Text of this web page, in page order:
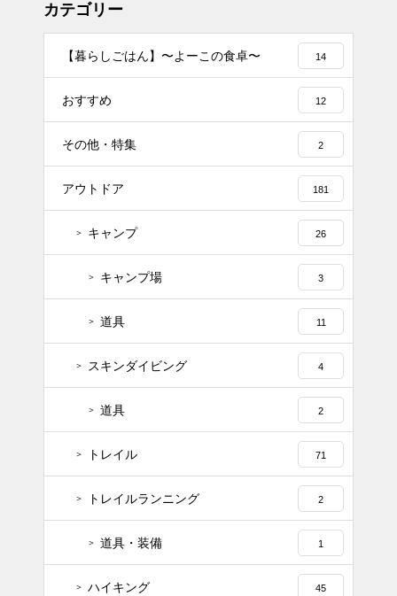
カテゴリー
【暮らしごはん】〜よーこの食卓〜 14
おすすめ 12
その他・特集 2
アウトドア 181
キャンプ 26
キャンプ場 3
道具 11
スキンダイビング 4
道具 2
トレイル 71
トレイルランニング 2
道具・装備 1
ハイキング 45